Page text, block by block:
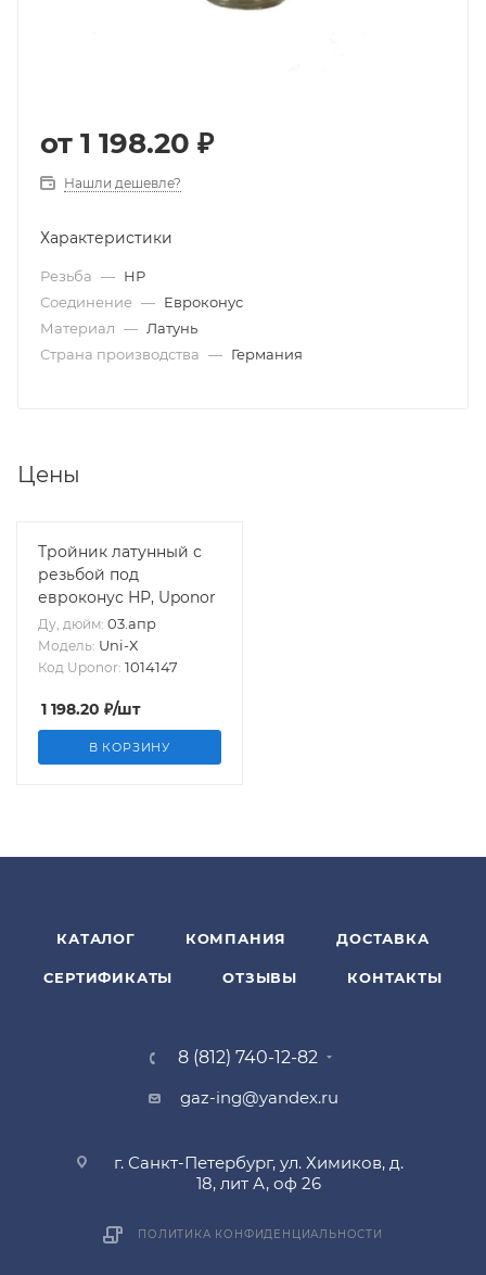
от 1 198.20 ₽
Нашли дешевле?
Характеристики
Резьба — НР
Соединение — Евроконус
Материал — Латунь
Страна производства — Германия
Цены
Тройник латунный с
резьбой под
евроконус НР, Uponor
Ду, дюйм: 03.апр
Модель: Uni-Х
Код Uponor: 1014147
1 198.20 ₽/шт
В КОРЗИНУ
КАТАЛОГ КОМПАНИЯ ДОСТАВКА
СЕРТИФИКАТЫ ОТЗЫВЫ КОНТАКТЫ
8 (812) 740-12-82
gaz-ing@yandex.ru
г. Санкт-Петербург, ул. Химиков, д.
18, лит А, оф 26
ПОЛИТИКА КОНФИДЕНЦИАЛЬНОСТИ